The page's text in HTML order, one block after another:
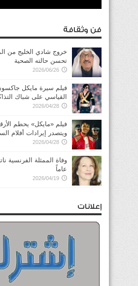
فن وثقافة
خروج شادي الخليج من
تحسن حالته الصحية
2026/06/26
فيلم سيرة مايكل
القياسي على شباك
2026/04/28
فيلم «مايكل» يحطم
ويتصدر إيرادات أفلام
2026/04/28
عاماً
2026/04/19
إعلانات